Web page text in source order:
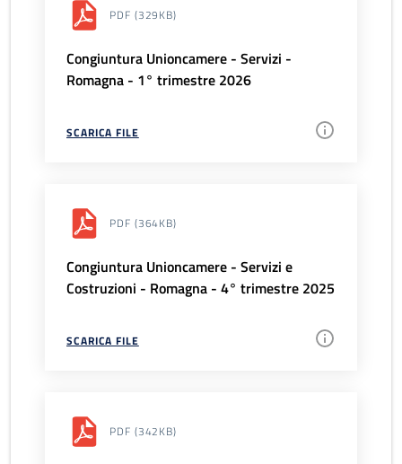
PDF (329KB)
Congiuntura Unioncamere - Servizi -
Romagna - 1° trimestre 2026
SCARICA FILE
PDF (364KB)
Congiuntura Unioncamere - Servizi e
Costruzioni - Romagna - 4° trimestre 2025
SCARICA FILE
PDF (342KB)